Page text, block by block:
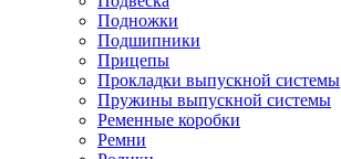
Подножки
Подшипники
Прицепы
Прокладки выпускной системы
Пружины выпускной системы
Ременные коробки
Ремни